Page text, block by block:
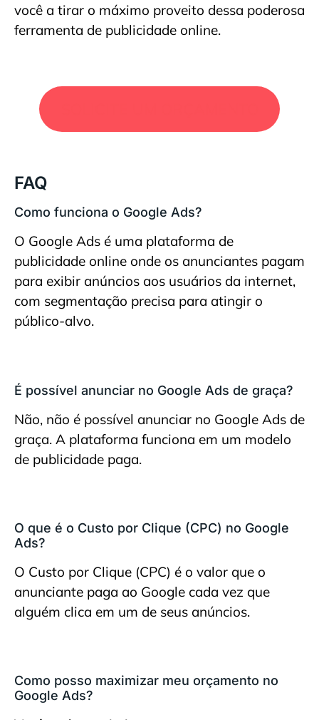
você a tirar o máximo proveito dessa poderosa
ferramenta de publicidade online.
FAQ
Como funciona o Google Ads?
O Google Ads é uma plataforma de
publicidade online onde os anunciantes pagam
para exibir anúncios aos usuários da internet,
com segmentação precisa para atingir o
público-alvo.
É possível anunciar no Google Ads de graça?
Não, não é possível anunciar no Google Ads de
graça. A plataforma funciona em um modelo
de publicidade paga.
O que é o Custo por Clique (CPC) no Google
Ads?
O Custo por Clique (CPC) é o valor que o
anunciante paga ao Google cada vez que
alguém clica em um de seus anúncios.
Como posso maximizar meu orçamento no
Google Ads?